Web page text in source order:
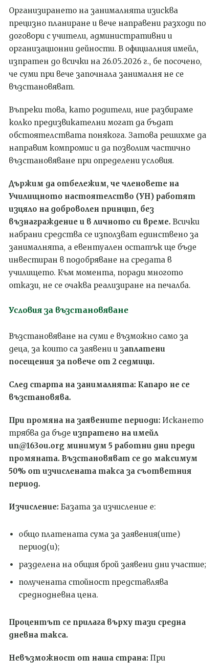
Организирането на занималнята изисква
прецизно планиране и вече направени разходи по
договори с учители, административни и
организационни дейности. В официалния имейл,
изпратен до всички на 26.05.2026 г., бе посочено,
че суми при вече започнала занималня не се
възстановяват.
Въпреки това, като родители, ние разбираме
колко предизвикателни могат да бъдат
обстоятелствата понякога. Затова решихме да
направим компромис и да позволим частично
възстановяване при определени условия.
Държим да отбележим, че членовете на
Училищното настоятелство (УН) работят
изцяло на доброволен принцип, без
възнаграждение и в личното си време. Всички
набрани средства се използват единствено за
занималнята, а евентуален остатък ще бъде
инвестиран в подобряване на средата в
училището. Към момента, поради многото
откази, не се очаква реализиране на печалба.
Условия за възстановяване
Възстановяване на суми е възможно само за
деца, за които са заявени и заплатени
посещения за повече от 2 седмици.
След старта на занималнята: Капаро не се
възстановява.
При промяна на заявените периоди: Искането
трябва да бъде изпратено на имейл
un@163ou.org минимум 5 работни дни преди
промяната. Възстановяват се до максимум
50% от изчислената такса за съответния
период.
Изчисление: Базата за изчисление е:
общо платената сума за заявения(ите)
период(и);
разделена на общия брой заявени дни участие;
получената стойност представлява
среднодневна цена.
Процентът се прилага върху тази средна
дневна такса.
Невъзможност от наша страна: При